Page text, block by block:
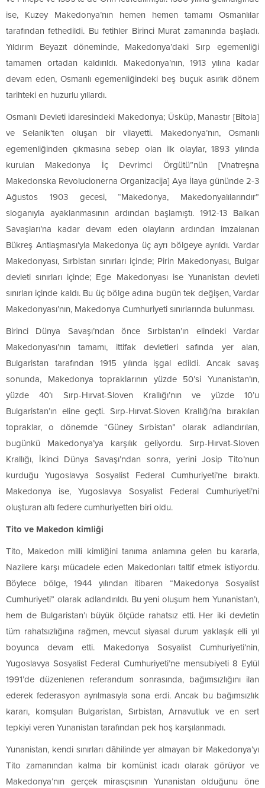
ise, Kuzey Makedonya’nın hemen hemen tamamı Osmanlılar
tarafından fethedildi. Bu fetihler Birinci Murat zamanında başladı.
Yıldırım Beyazıt döneminde, Makedonya’daki Sırp egemenliği
tamamen ortadan kaldırıldı. Makedonya’nın, 1913 yılına kadar
devam eden, Osmanlı egemenliğindeki beş buçuk asırlık dönem
tarihteki en huzurlu yıllardı.
Osmanlı Devleti idaresindeki Makedonya; Üsküp, Manastır [Bitola]
ve Selanik’ten oluşan bir vilayetti. Makedonya’nın, Osmanlı
egemenliğinden çıkmasına sebep olan ilk olaylar, 1893 yılında
kurulan Makedonya İç Devrimci Örgütü”nün [Vnatreşna
Makedonska Revolucionerna Organizacija] Aya İlaya gününde 2-3
Ağustos 1903 gecesi, “Makedonya, Makedonyalılarındır”
sloganıyla ayaklanmasının ardından başlamıştı. 1912-13 Balkan
Savaşları’na kadar devam eden olayların ardından imzalanan
Bükreş Antlaşması’yla Makedonya üç ayrı bölgeye ayrıldı. Vardar
Makedonyası, Sırbistan sınırları içinde; Pirin Makedonyası, Bulgar
devleti sınırları içinde; Ege Makedonyası ise Yunanistan devleti
sınırları içinde kaldı. Bu üç bölge adına bugün tek değişen, Vardar
Makedonyası’nın, Makedonya Cumhuriyeti sınırlarında bulunması.
Birinci Dünya Savaşı’ndan önce Sırbistan’ın elindeki Vardar
Makedonyası’nın tamamı, ittifak devletleri safında yer alan,
Bulgaristan tarafından 1915 yılında işgal edildi. Ancak savaş
sonunda, Makedonya topraklarının yüzde 50’si Yunanistan’ın,
yüzde 40’ı Sırp-Hırvat-Sloven Krallığı’nın ve yüzde 10’u
Bulgaristan’ın eline geçti. Sırp-Hırvat-Sloven Krallığı’na bırakılan
topraklar, o dönemde “Güney Sırbistan” olarak adlandırılan,
bugünkü Makedonya’ya karşılık geliyordu. Sırp-Hırvat-Sloven
Krallığı, İkinci Dünya Savaşı’ndan sonra, yerini Josip Tito’nun
kurduğu Yugoslavya Sosyalist Federal Cumhuriyeti’ne bıraktı.
Makedonya ise, Yugoslavya Sosyalist Federal Cumhuriyeti’ni
oluşturan altı federe cumhuriyetten biri oldu.
Tito ve Makedon kimliği
Tito, Makedon milli kimliğini tanıma anlamına gelen bu kararla,
Nazilere karşı mücadele eden Makedonları taltif etmek istiyordu.
Böylece bölge, 1944 yılından itibaren “Makedonya Sosyalist
Cumhuriyeti” olarak adlandırıldı. Bu yeni oluşum hem Yunanistan’ı,
hem de Bulgaristan’ı büyük ölçüde rahatsız etti. Her iki devletin
tüm rahatsızlığına rağmen, mevcut siyasal durum yaklaşık elli yıl
boyunca devam etti. Makedonya Sosyalist Cumhuriyeti’nin,
Yugoslavya Sosyalist Federal Cumhuriyeti’ne mensubiyeti 8 Eylül
1991’de düzenlenen referandum sonrasında, bağımsızlığını ilan
ederek federasyon ayrılmasıyla sona erdi. Ancak bu bağımsızlık
kararı, komşuları Bulgaristan, Sırbistan, Arnavutluk ve en sert
tepkiyi veren Yunanistan tarafından pek hoş karşılanmadı.
Yunanistan, kendi sınırları dâhilinde yer almayan bir Makedonya’yı
Tito zamanından kalma bir komünist icadı olarak görüyor ve
Makedonya’nın gerçek mirasçısının Yunanistan olduğunu öne